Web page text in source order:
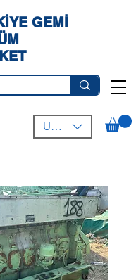
GEMİ
USD ($)